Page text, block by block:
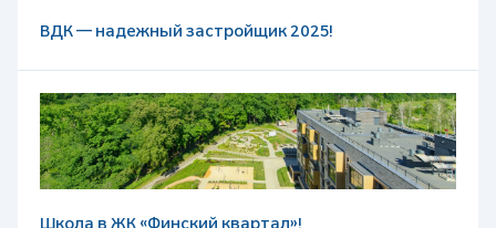
ВДК — надежный застройщик 2025!
Школа в ЖК «Финский квартал»!